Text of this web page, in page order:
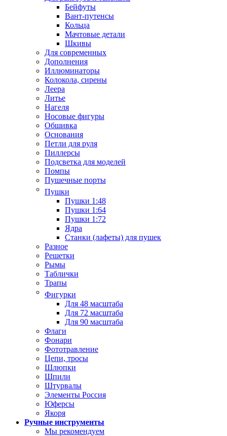
Бейфуты
Вант-путенсы
Кольца
Мачтовые детали
Шкивы
Для современных
Дополнения
Иллюминаторы
Колокола, сирены
Леера
Литье
Нагеля
Носовые фигуры
Обшивка
Основания
Петли для руля
Пиллерсы
Подсветка для моделей
Помпы
Пушечные порты
Пушки
Пушки 1:48
Пушки 1:64
Пушки 1:72
Ядра
Станки (лафеты) для пушек
Разное
Решетки
Рымы
Таблички
Трапы
Фигурки
Для 48 масштаба
Для 72 масштаба
Для 90 масштаба
Флаги
Фонари
Фототравление
Цепи, тросы
Шлюпки
Шпили
Штурвалы
Элементы Россия
Юферсы
Якоря
Ручные инструменты
Мы рекомендуем